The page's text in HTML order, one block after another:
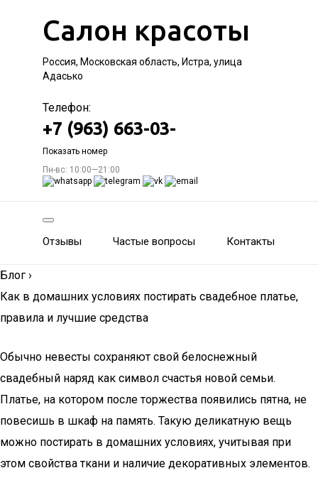
Салон красоты
Россия, Московская область, Истра, улица
Адасько
Телефон:
+7 (963) 663-03-
Показать номер
Пн-вс: 10:00—21:00
Отзывы Частые вопросы Контакты
Блог ›
Как в домашних условиях постирать свадебное платье,
правила и лучшие средства
Обычно невесты сохраняют свой белоснежный
свадебный наряд как символ счастья новой семьи.
Платье, на котором после торжества появились пятна, не
повесишь в шкаф на память. Такую деликатную вещь
можно постирать в домашних условиях, учитывая при
этом свойства ткани и наличие декоративных элементов.